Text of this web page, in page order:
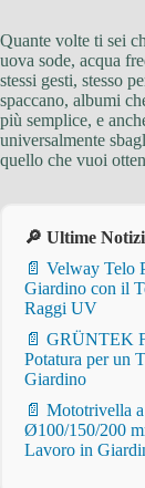
Quante volte ti sei
uova sode, acqua
stessi gesti, stesso
spaccano, albumi
più semplice, e
universalmente
quello che vuoi
🔎 Ultime
📄 Velway Telo
Giardino con il
Raggi UV
📄 GRÜNTEK
Potatura per un
Giardino
📄 Mototrivella
Ø100/150/200
Lavoro in